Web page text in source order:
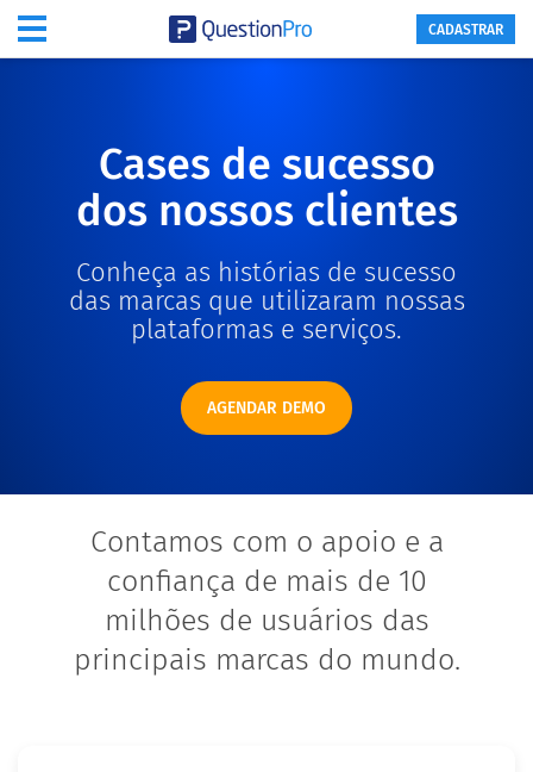
Cases de sucesso
dos nossos clientes
Conheça as histórias de sucesso
das marcas que utilizaram nossas
plataformas e serviços.
AGENDAR DEMO
Contamos com o apoio e a
confiança de mais de 10
milhões de usuários das
principais marcas do mundo.
CADASTRAR